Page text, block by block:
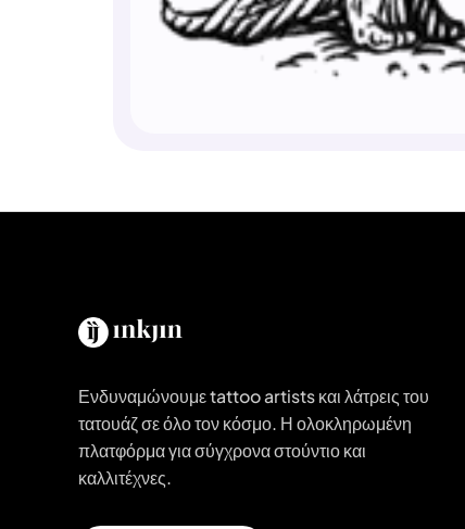
Ενδυναμώνουμε tattoo artists και λάτρεις του
τατουάζ σε όλο τον κόσμο. Η ολοκληρωμένη
πλατφόρμα για σύγχρονα στούντιο και
καλλιτέχνες.